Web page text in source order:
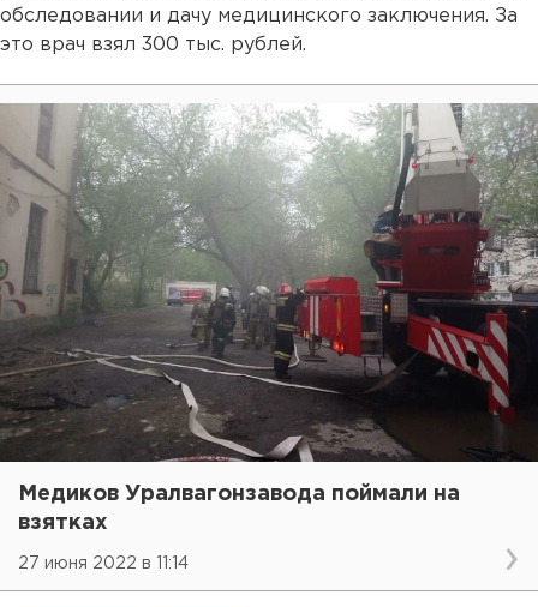
обследовании и дачу медицинского заключения. За
это врач взял 300 тыс. рублей.
Медиков Уралвагонзавода поймали на
взятках
27 июня 2022 в 11:14